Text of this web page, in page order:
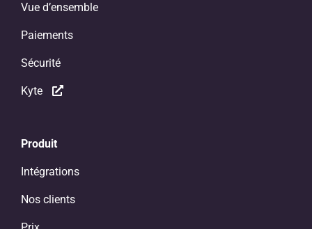
Vue d’ensemble
Paiements
Sécurité
Kyte
Produit
Intégrations
Nos clients